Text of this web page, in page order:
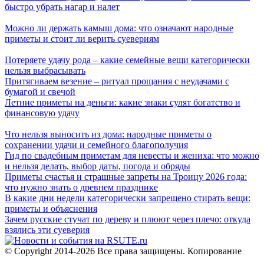
быстро убрать нагар и налет
Можно ли держать камыш дома: что означают народные
приметы и стоит ли верить суевериям
Потеряете удачу рода – какие семейные вещи категорически
нельзя выбрасывать
Притягиваем везение – ритуал прощания с неудачами с
бумагой и свечой
Летние приметы на деньги: какие знаки сулят богатство и
финансовую удачу
Что нельзя выносить из дома: народные приметы о
сохранении удачи и семейного благополучия
Гид по свадебным приметам для невесты и жениха: что можно
и нельзя делать, выбор даты, погода и обряды
Приметы счастья и страшные запреты на Троицу 2026 года:
что нужно знать о древнем празднике
В какие дни недели категорически запрещено стирать вещи:
приметы и объяснения
Зачем русские стучат по дереву и плюют через плечо: откуда
взялись эти суеверия
© Copyright 2014-2026 Все права защищены. Копирование